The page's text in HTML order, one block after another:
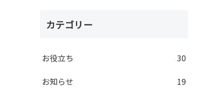
カテゴリー
お役立ち
30
お知らせ
19